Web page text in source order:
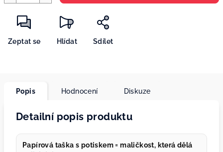
Zeptat se Hlídat Sdílet
Popis Hodnocení Diskuze
Detailní popis produktu
Papírová taška s potiskem = maličkost, která dělá